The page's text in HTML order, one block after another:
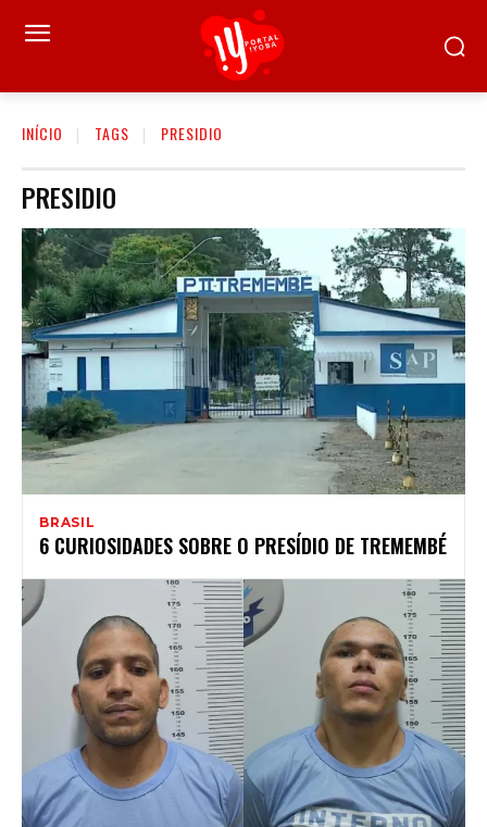
INÍCIO TAGS PRESIDIO
PRESIDIO
BRASIL
6 CURIOSIDADES SOBRE O PRESÍDIO DE TREMEMBÉ